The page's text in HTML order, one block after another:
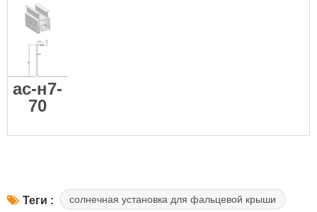
ас-н7-
70
Теги : солнечная установка для фальцевой крыши